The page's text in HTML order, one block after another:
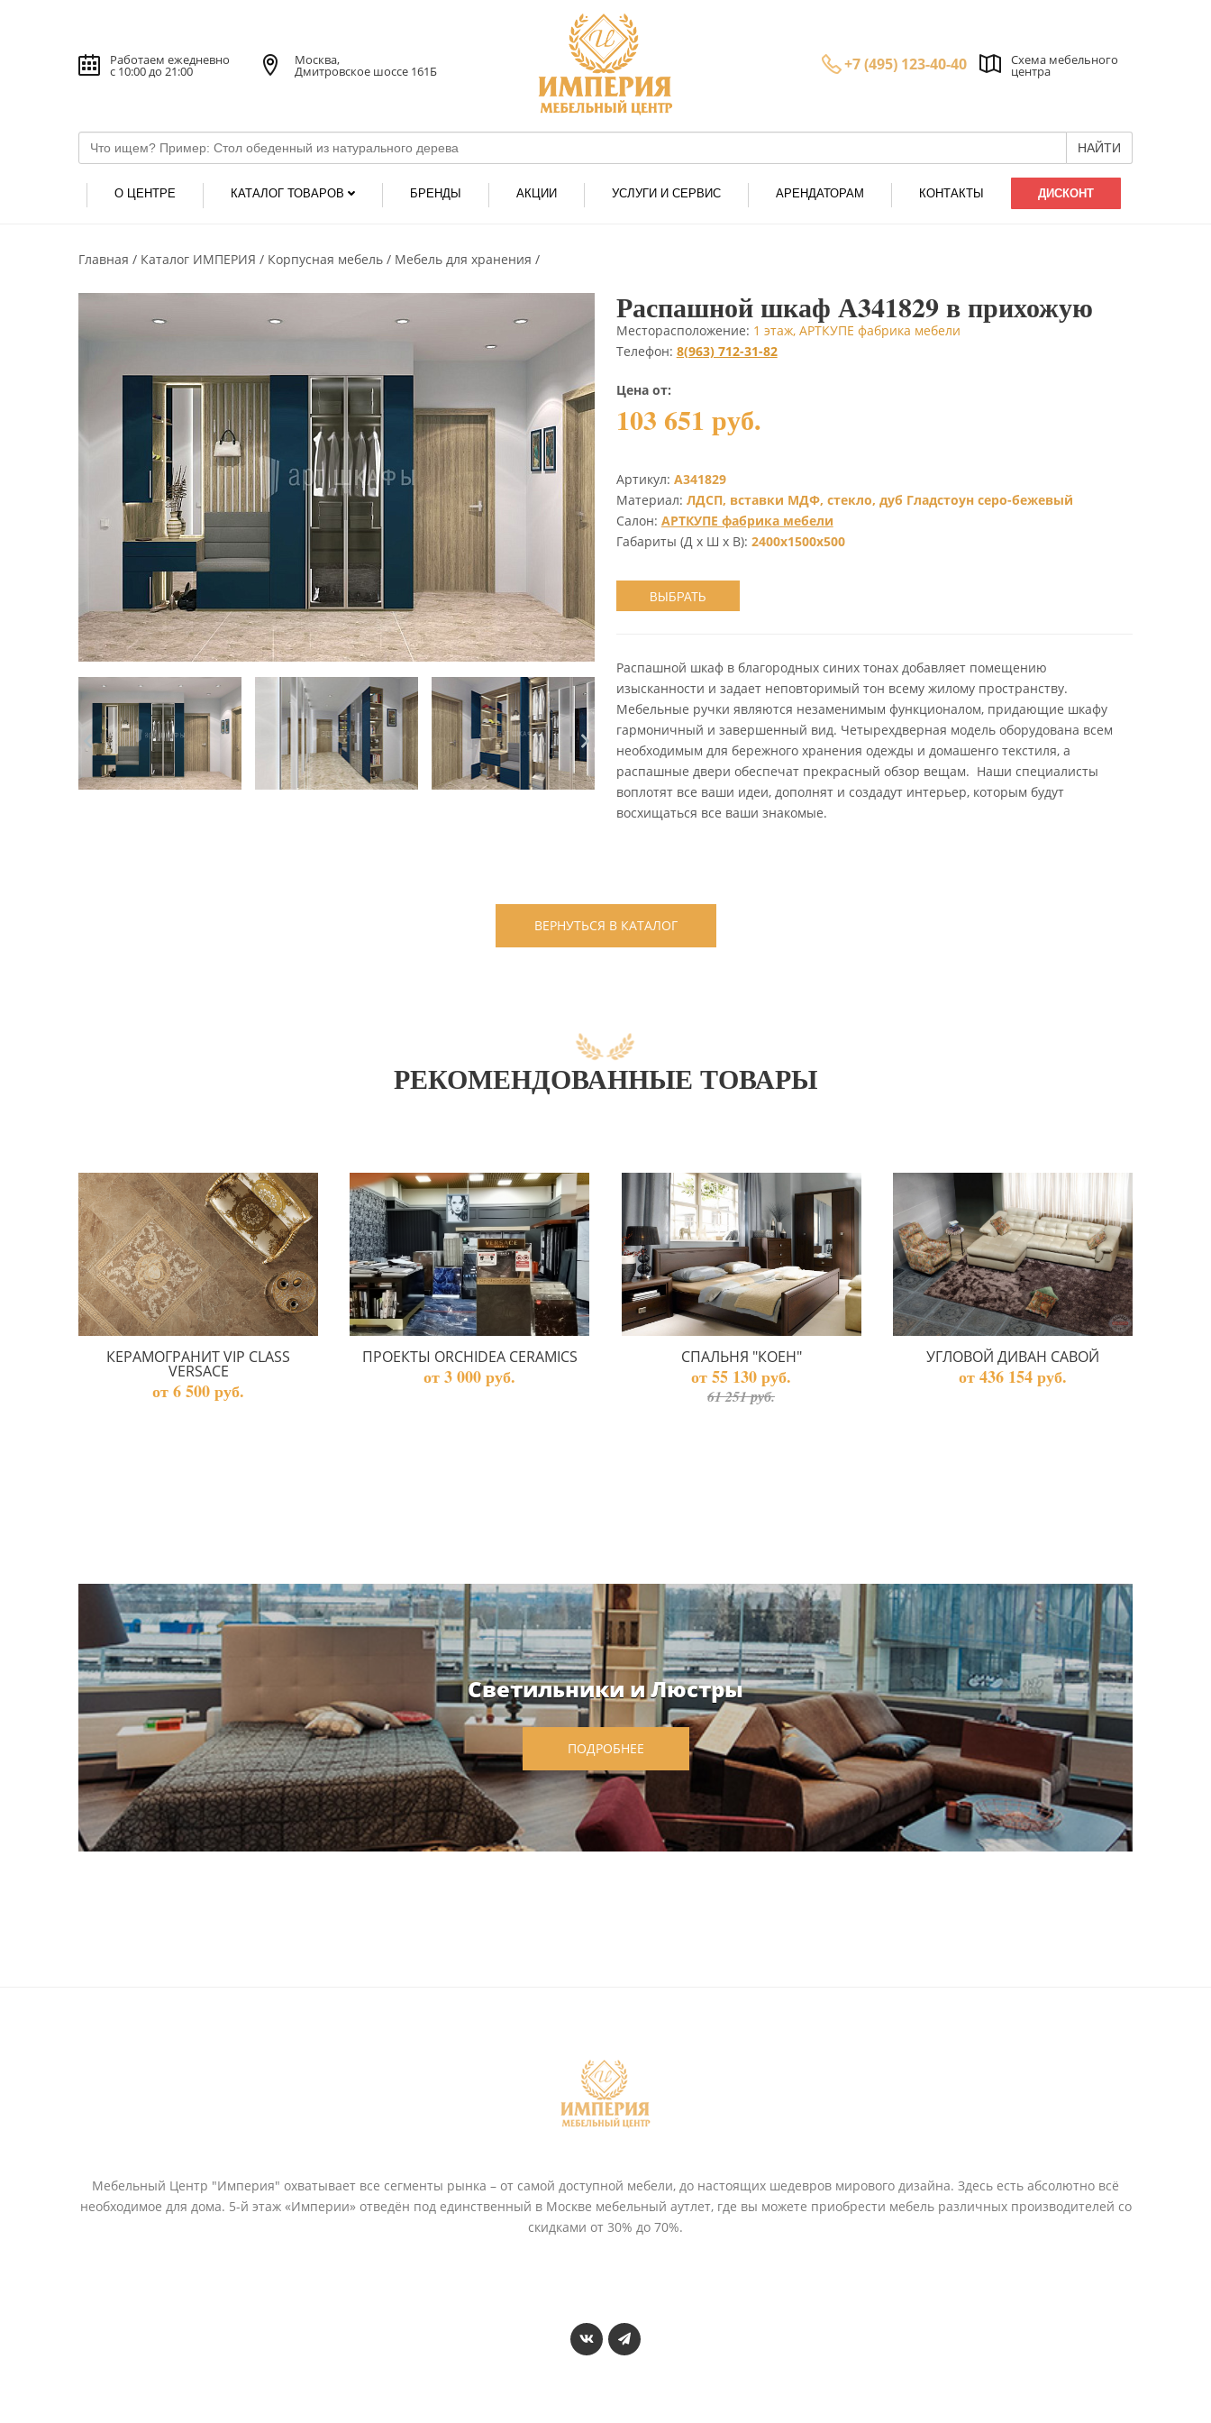
Работаем ежедневно
с 10:00 до 21:00
Москва,
Дмитровское шоссе 161Б
Схема мебельного
центра
+7 (495) 123-40-40
НАЙТИ
О ЦЕНТРЕ КАТАЛОГ ТОВАРОВ БРЕНДЫ АКЦИИ УСЛУГИ И СЕРВИС АРЕНДАТОРАМ КОНТАКТЫ ДИСКОНТ
Главная Каталог ИМПЕРИЯ Корпусная мебель Мебель для хранения
Распашной шкаф А341829 в прихожую
Месторасположение: 1 этаж, АРТКУПЕ фабрика мебели
Телефон: 8(963) 712-31-82
Цена от:
103 651 руб.
Артикул: А341829
Материал: ЛДСП, вставки МДФ, стекло, дуб Гладстоун серо-бежевый
Салон: АРТКУПЕ фабрика мебели
Габариты (Д х Ш х В): 2400х1500х500
ВЫБРАТЬ
Распашной шкаф в благородных синих тонах добавляет помещению
изысканности и задает неповторимый тон всему жилому пространству.
Мебельные ручки являются незаменимым функционалом, придающие шкафу
гармоничный и завершенный вид. Четырехдверная модель оборудована всем
необходимым для бережного хранения одежды и домашенго текстиля, а
распашные двери обеспечат прекрасный обзор вещам. Наши специалисты
воплотят все ваши идеи, дополнят и создадут интерьер, которым будут
восхищаться все ваши знакомые.
ВЕРНУТЬСЯ В КАТАЛОГ
РЕКОМЕНДОВАННЫЕ ТОВАРЫ
КЕРАМОГРАНИТ VIP CLASS
VERSACE
от 6 500 руб.
ПРОЕКТЫ ORCHIDEA CERAMICS
от 3 000 руб.
СПАЛЬНЯ "КОЕН"
от 55 130 руб.
61 251 руб.
УГЛОВОЙ ДИВАН САВОЙ
от 436 154 руб.
Светильники и Люстры
ПОДРОБНЕЕ
Мебельный Центр "Империя" охватывает все сегменты рынка – от самой доступной мебели, до настоящих шедевров мирового дизайна. Здесь есть абсолютно всё
необходимое для дома. 5-й этаж «Империи» отведён под единственный в Москве мебельный аутлет, где вы можете приобрести мебель различных производителей со
скидками от 30% до 70%.